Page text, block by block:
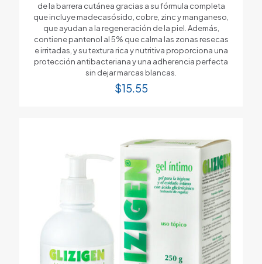
de la barrera cutánea gracias a su fórmula completa
que incluye madecasósido, cobre, zinc y manganeso,
que ayudan a la regeneración de la piel. Además,
contiene pantenol al 5% que calma las zonas resecas
e irritadas, y su textura rica y nutritiva proporciona una
protección antibacteriana y una adherencia perfecta
sin dejar marcas blancas.
$15.55